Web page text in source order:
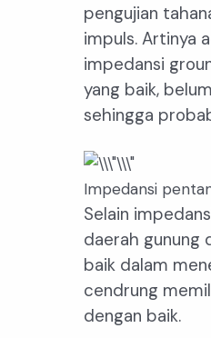
pengujian
impuls. Artinya
impedansi
yang baik,
sehingga
Impedansi
Selain
daerah gunung
baik dalam
cendrung
dengan baik.